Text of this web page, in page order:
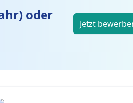
oder
Jetzt